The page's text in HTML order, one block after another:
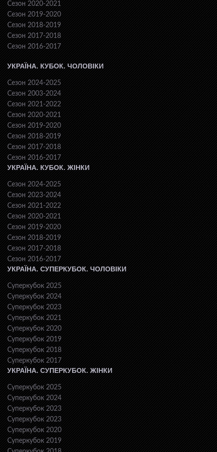
Сезон 2020-2021
Сезон 2019-2020
Сезон 2018-2019
Сезон 2017-2018
Сезон 2016-2017
УКРАЇНА. КУБОК. ЧОЛОВІКИ
Сезон 2024-2025
Сезон 2003-2024
Сезон 2021-2022
Сезон 2020-2021
Сезон 2019-2020
Сезон 2018-2019
Сезон 2017-2018
Сезон 2016-2017
УКРАЇНА. КУБОК. ЖІНКИ
Сезон 2024-2025
Сезон 2023-2024
Сезон 2021-2022
Сезон 2020-2021
Сезон 2019-2020
Сезон 2018-2019
Сезон 2017-2018
Сезон 2016-2017
УКРАЇНА. СУПЕРКУБОК. ЧОЛОВІКИ
Суперкубок 2025
Суперкубок 2024
Суперкубок 2023
Суперкубок 2021
Суперкубок 2020
Суперкубок 2019
Суперкубок 2018
Суперкубок 2017
УКРАЇНА. СУПЕРКУБОК. ЖІНКИ
Суперкубок 2025
Суперкубок 2024
Суперкубок 2023
Суперкубок 2023
Суперкубок 2020
Суперкубок 2019